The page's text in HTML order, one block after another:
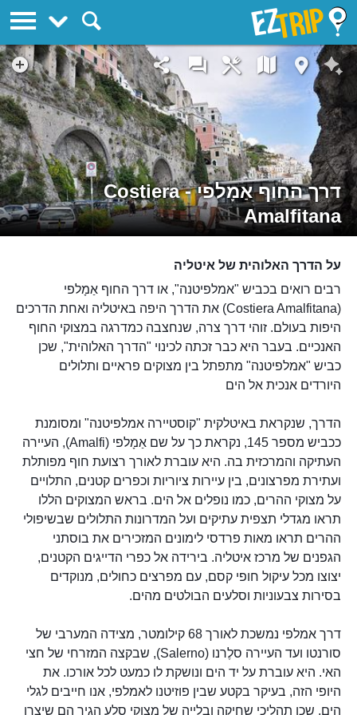
דרך החוף אַמָלפי - Costiera
Amalfitana
על הדרך האלוהית של איטליה
רבים רואים בכביש "אמלפיטנה", או דרך החוף אַמָלפי
(Costiera Amalfitana) את הדרך היפה באיטליה ואחת הדרכים
היפות בעולם. זוהי דרך צרה, שנחצבה כמדרגה במצוקי החוף
האנכיים. בעבר היא כבר זכתה לכינוי "הדרך האלוהית", שכן
כביש "אמלפיטנה" מתפתל בין מצוקים פראיים ותלולים
היורדים אנכית אל הים
הדרך, שנקראת באיטלקית "קוסטיירה אמלפיטנה" ומסומנת
ככביש מספר 145, נקראת כך על שם אַמָלפי (Amalfi), העיירה
העתיקה והמרכזית בה. היא עוברת לאורך רצועת חוף מפותלת
ועתירת מפרצונים, בין עיירות ציוריות וכפרים קטנים, התלויים
על מצוקי ההרים, כמו נופלים אל הים. בראש המצוקים הללו
תראו מגדלי תצפית עתיקים ועל המדרונות התלולים שבשיפולי
ההרים תראו מאות פרדסי לימונים המזכירים את בוסתני
הגפנים של מרכז איטליה. בירידה אל כפרי הדייגים הקטנים,
יצוצו מכל עיקול חופי קסם, עם מפרצים כחולים, מנוקדים
בסירות צבעוניות וסלעים הבולטים מהים.
דרך אמלפי נמשכת לאורך 68 קילומטר, מצידה המערבי של
סורנטו ועד העיירה סלֶרנו (Salerno), שבקצה המזרחי של חצי
האי. היא עוברת על יד הים ונושקת לו כמעט לכל אורכו. את
היופי הזה, בעיקר בקטע שבין פוזיטנו לאמלפי, אנו חייבים לגלי
הים, שכן תהליכי שחיקה ובלייה של מצוקי סלע הגיר הם שיצרו
EZTrip